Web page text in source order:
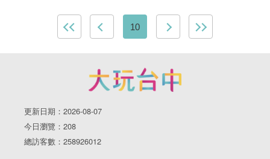
10
更新日期：2026-08-07
今日瀏覽：208
總訪客數：258926012